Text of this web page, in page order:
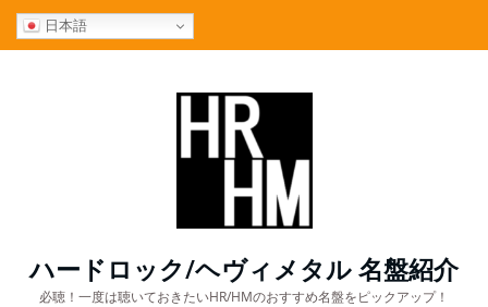
日本語
ハードロック/ヘヴィメタル 名盤紹介
必聴！一度は聴いておきたいHR/HMのおすすめ名盤をピックアップ！